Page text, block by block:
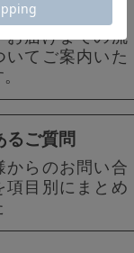
・お支払・配送
お届けまでの流
いてご案内いた
るご質問
からのお問い合
項目別にまとめ